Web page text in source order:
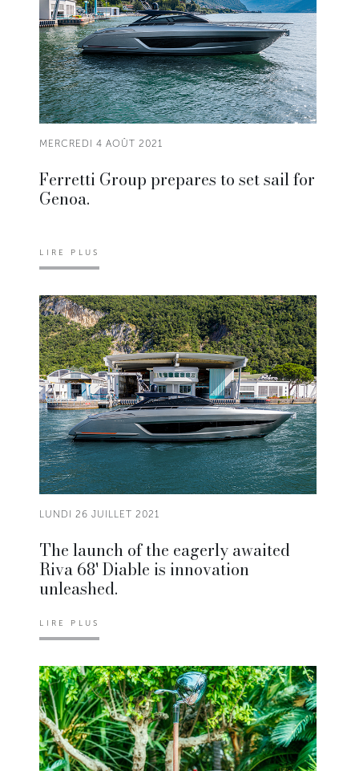
MERCREDI 4 AOÛT 2021
Ferretti Group prepares to set sail for
Genoa.
LIRE PLUS
LUNDI 26 JUILLET 2021
The launch of the eagerly awaited
Riva 68' Diable is innovation
unleashed.
LIRE PLUS